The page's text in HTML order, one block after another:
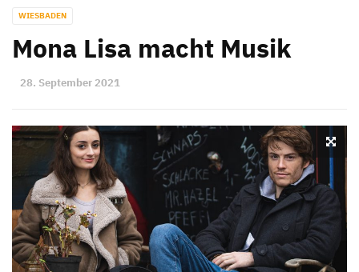
WIESBADEN
Mona Lisa macht Musik
28. September 2021